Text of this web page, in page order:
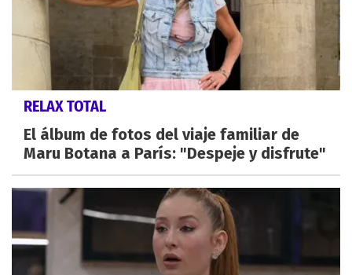
RELAX TOTAL
El álbum de fotos del viaje familiar de
Maru Botana a París: "Despeje y disfrute"